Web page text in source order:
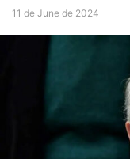
11 de June de 2024